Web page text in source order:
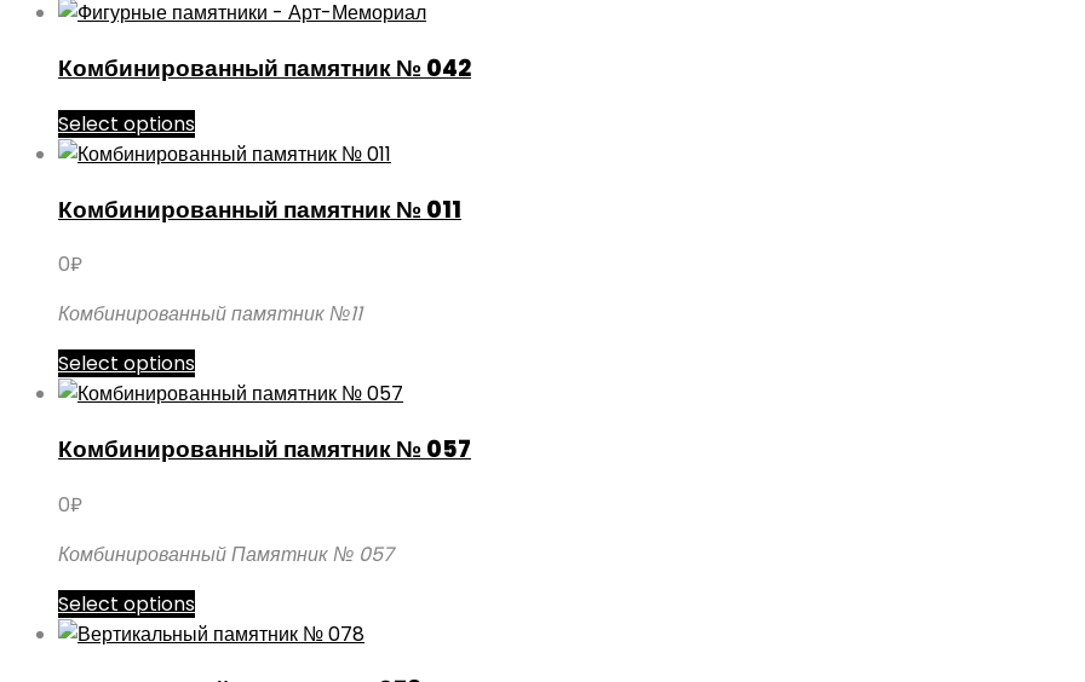
Комбинированный памятник № 042
Select options
Комбинированный памятник № 011
0₽
Комбинированный памятник №11
Select optionsЭтот
товар
несколько
можно
на
странице
Комбинированный памятник № 057
0₽
Комбинированный Памятник № 057
Select optionsЭтот
товар